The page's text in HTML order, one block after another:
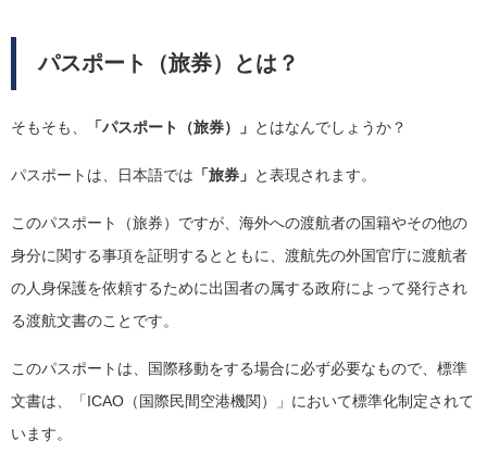
パスポート（旅券）とは？
そもそも、 「パスポート（旅券）」 とはなんでしょうか？
パスポートは、日本語では 「旅券」 と表現されます。
このパスポート（旅券）ですが、海外への渡航者の国籍やその他の
身分に関する事項を証明するとともに、渡航先の外国官庁に渡航者
の人身保護を依頼するために出国者の属する政府によって発行され
る渡航文書のことです。
このパスポートは、国際移動をする場合に必ず必要なもので、標準
文書は、「ICAO（国際民間空港機関）」において標準化制定されて
います。